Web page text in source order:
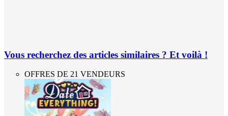
Vous recherchez des articles similaires ? Et voilà !
OFFRES DE 21 VENDEURS